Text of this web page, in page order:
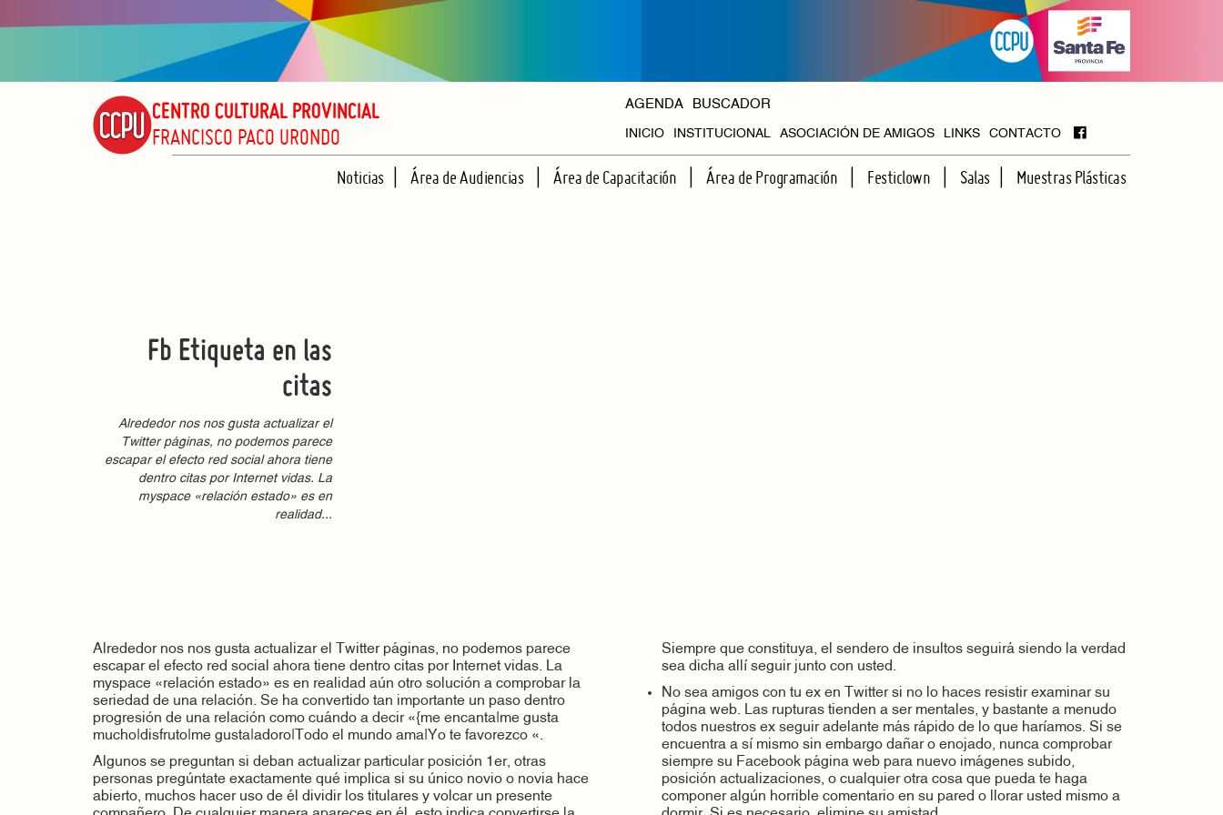
CENTRO CULTURAL PROVINCIAL
FRANCISCO PACO URONDO
AGENDA BUSCADOR
INICIO INSTITUCIONAL
HISTORIA
ORGANISMOS
ASOCIACIÓN DE AMIGOS LINKS CONTACTO
Noticias Área de Audiencias Área de Capacitación Área de Programación Festiclown Salas Muestras Plásticas
Fb Etiqueta en las
citas
Alrededor nos nos gusta actualizar el
Twitter páginas, no podemos parece
escapar el efecto red social ahora tiene
dentro citas por Internet vidas. La
myspace «relación estado» es en
realidad...
Alrededor nos nos gusta actualizar el Twitter páginas, no podemos parece
escapar el efecto red social ahora tiene dentro citas por Internet vidas. La
myspace «relación estado» es en realidad aún otro solución a comprobar la
seriedad de una relación. Se ha convertido tan importante un paso dentro
progresión de una relación como cuándo a decir «{me encanta|me gusta
mucho|disfruto|me gusta|adoro|Todo el mundo ama|Yo te favorezco «.
Algunos se preguntan si deban actualizar particular posición 1er, otras
personas pregúntate exactamente qué implica si su único novio o novia hace
abierto, muchos hacer uso de él dividir los titulares y volcar un presente
Siempre que constituya, el sendero de insultos seguirá siendo la verdad
sea dicha allí seguir junto con usted.
No sea amigos con tu ex en Twitter si no lo haces resistir examinar su
página web. Las rupturas tienden a ser mentales, y bastante a menudo
todos nuestros ex seguir adelante más rápido de lo que haríamos. Si se
encuentra a sí mismo sin embargo dañar o enojado, nunca comprobar
siempre su Facebook página web para nuevo imágenes subido,
posición actualizaciones, o cualquier otra cosa que pueda te haga
componer algún horrible comentario en su pared o llorar usted mismo a